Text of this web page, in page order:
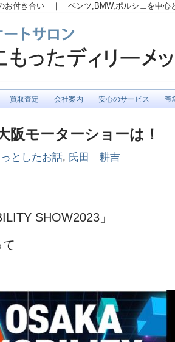
お付き合い ｜ ベンツ,BMW,ポルシェを中
買取査定 会社案内 安心のサービス 帝
阪モーターショーは！
としたお話, 氏田 耕吉
SHOW2023」